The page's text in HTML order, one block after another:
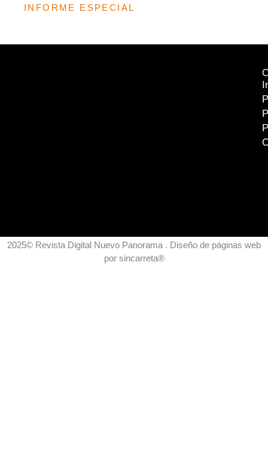
INFORME ESPECIAL
2025© Revista Digital Nuevo Panorama . Diseño de páginas web
por sincarreta®